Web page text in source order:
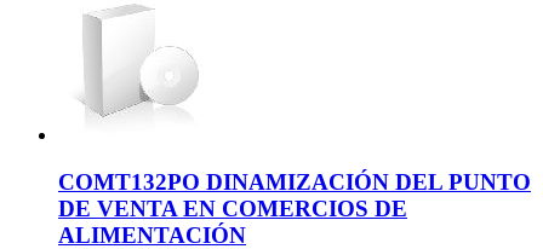
COMT132PO DINAMIZACIÓN DEL PUNTO
DE VENTA EN COMERCIOS DE
ALIMENTACIÓN